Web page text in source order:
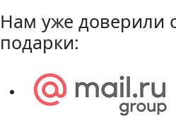
Нам уже доверили
подарки: